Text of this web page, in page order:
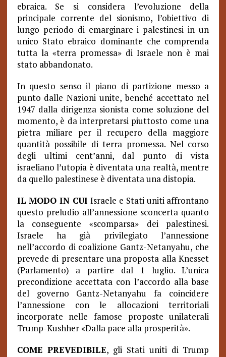
ebraica. Se si considera l’evoluzione della
principale corrente del sionismo, l’obiettivo di
lungo periodo di emarginare i palestinesi in un
unico Stato ebraico dominante che comprenda
tutta la «terra promessa» di Israele non è mai
stato abbandonato.
In questo senso il piano di partizione messo a
punto dalle Nazioni unite, benché accettato nel
1947 dalla dirigenza sionista come soluzione del
momento, è da interpretarsi piuttosto come una
pietra miliare per il recupero della maggiore
quantità possibile di terra promessa. Nel corso
degli ultimi cent’anni, dal punto di vista
israeliano l’utopia è diventata una realtà, mentre
da quello palestinese è diventata una distopia.
IL MODO IN CUI Israele e Stati uniti affrontano
questo preludio all’annessione sconcerta quanto
la conseguente «scomparsa» dei palestinesi.
Israele ha già privilegiato l’annessione
nell’accordo di coalizione Gantz-Netanyahu, che
prevede di presentare una proposta alla Knesset
(Parlamento) a partire dal 1 luglio. L’unica
precondizione accettata con l’accordo alla base
del governo Gantz-Netanyahu fa coincidere
l’annessione con le allocazioni territoriali
incorporate nelle famose proposte unilaterali
Trump-Kushher «Dalla pace alla prosperità».
COME PREVEDIBILE, gli Stati uniti di Trump